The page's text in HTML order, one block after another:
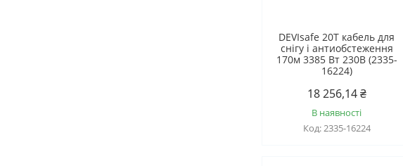
DEVIsafe 20T кабель для
снігу і антиобстеження
170м 3385 Вт 230B (2335-
16224)
18 256,14 ₴
В наявності
2335-16224